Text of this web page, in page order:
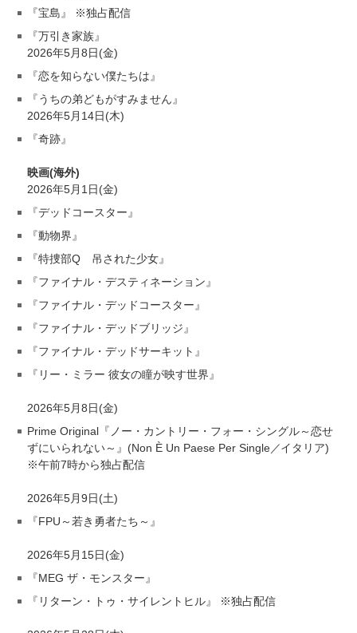
『宝島』 ※独占配信
『万引き家族』
2026年5月8日(金)
『恋を知らない僕たちは』
『うちの弟どもがすみません』
2026年5月14日(木)
『奇跡』
映画(海外)
2026年5月1日(金)
『デッドコースター』
『動物界』
『特捜部Q 吊された少女』
『ファイナル・デスティネーション』
『ファイナル・デッドコースター』
『ファイナル・デッドブリッジ』
『ファイナル・デッドサーキット』
『リー・ミラー 彼女の瞳が映す世界』
2026年5月8日(金)
Prime Original『ノー・カントリー・フォー・シングル～恋せ
ずにいられない～』(Non È Un Paese Per Single／イタリア)
※午前7時から独占配信
2026年5月9日(土)
『FPU～若き勇者たち～』
2026年5月15日(金)
『MEG ザ・モンスター』
『リターン・トゥ・サイレントヒル』 ※独占配信